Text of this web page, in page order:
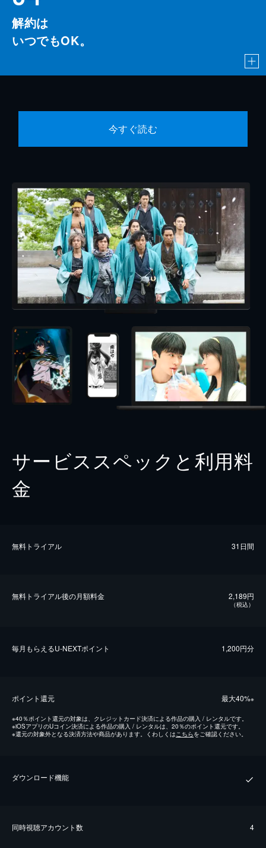
解約は
いつでもOK。
今すぐ読む
サービススペックと利用料
金
無料トライアル 31日間
無料トライアル後の⽉額料金 2,189円
（税込）
毎⽉もらえるU-NEXTポイント 1,200円分
ポイント還元 最⼤40%※
※40％ポイント還元の対象は、クレジットカード決済による作品の購入 / レンタルです。
※iOSアプリのUコイン決済による作品の購入 / レンタルは、20％のポイント還元です。
※還元の対象外となる決済方法や商品があります。くわしくはこちらをご確認ください。
ダウンロード機能
同時視聴アカウント数 4